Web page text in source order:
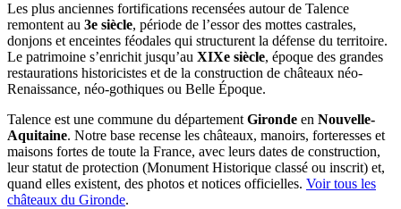
Les plus anciennes fortifications recensées autour de Talence
remontent au 3e siècle, période de l’essor des mottes castrales,
donjons et enceintes féodales qui structurent la défense du territoire.
Le patrimoine s’enrichit jusqu’au XIXe siècle, époque des grandes
restaurations historicistes et de la construction de châteaux néo-
Renaissance, néo-gothiques ou Belle Époque.
Talence est une commune du départementGironde en Nouvelle-
Aquitaine. Notre base recense les châteaux, manoirs, forteresses et
maisons fortes de toute la France, avec leurs dates de construction,
leur statut de protection (Monument Historique classé ou inscrit) et,
quand elles existent, des photos et notices officielles. Voir tous les
châteaux du Gironde.